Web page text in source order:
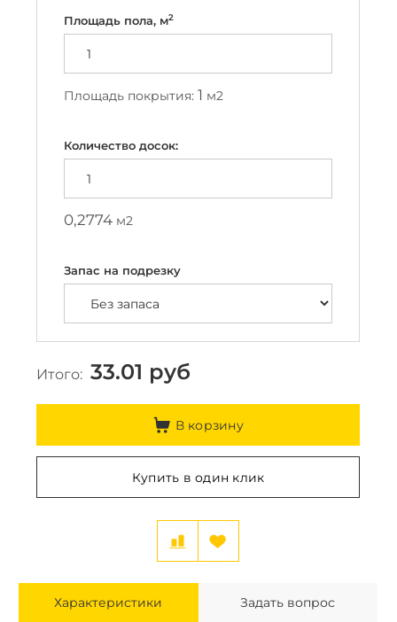
Площадь пола, м2
Площадь покрытия:1 м2
Количество досок:
0,2774 м2
Запас на подрезку
Итого: 33.01 руб
В корзину
Купить в один клик
Характеристики Задать вопрос